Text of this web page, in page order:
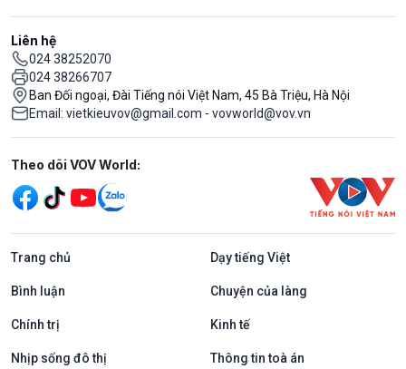
Liên hệ
024 38252070
024 38266707
Ban Đối ngoại, Đài Tiếng nói Việt Nam, 45 Bà Triệu, Hà Nội
Email: vietkieuvov@gmail.com - vovworld@vov.vn
Mạng xã hội
Theo dõi VOV World:
Trang chủ Dạy tiếng Việt
Bình luận Chuyện của làng
Chính trị Kinh tế
Nhịp sống đô thị Thông tin toà án